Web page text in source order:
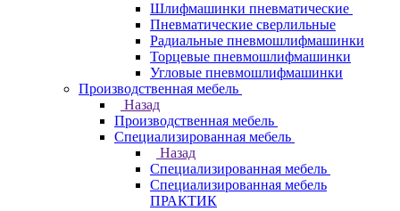
Шлифмашинки пневматические
Пневматические сверлильные
Радиальные пневмошлифмашинки
Торцевые пневмошлифмашинки
Угловые пневмошлифмашинки
Производственная мебель
Назад
Производственная мебель
Cпециализированная мебель
Назад
Cпециализированная мебель
Специализированная мебель
ПРАКТИК